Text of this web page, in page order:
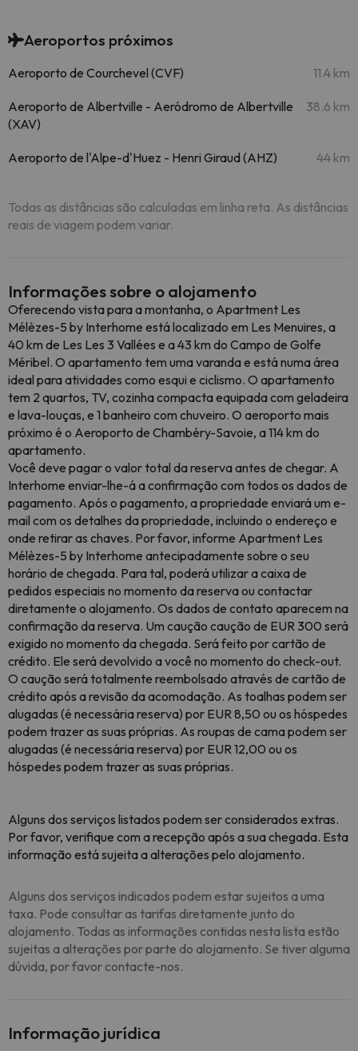
Aeroportos próximos
Aeroporto de Courchevel (CVF) 11.4 km
Aeroporto de Albertville - Aeródromo de Albertville
(XAV)
38.6 km
Aeroporto de l'Alpe-d'Huez - Henri Giraud (AHZ) 44 km
Todas as distâncias são calculadas em linha reta. As distâncias
reais de viagem podem variar.
Informações sobre o alojamento
Oferecendo vista para a montanha, o Apartment Les
Mélèzes-5 by Interhome está localizado em Les Menuires, a
40 km de Les Les 3 Vallées e a 43 km do Campo de Golfe
Méribel. O apartamento tem uma varanda e está numa área
ideal para atividades como esqui e ciclismo. O apartamento
tem 2 quartos, TV, cozinha compacta equipada com geladeira
e lava-louças, e 1 banheiro com chuveiro. O aeroporto mais
próximo é o Aeroporto de Chambéry-Savoie, a 114 km do
apartamento.
Você deve pagar o valor total da reserva antes de chegar. A
Interhome enviar-lhe-á a confirmação com todos os dados de
pagamento. Após o pagamento, a propriedade enviará um e-
mail com os detalhes da propriedade, incluindo o endereço e
onde retirar as chaves. Por favor, informe Apartment Les
Mélèzes-5 by Interhome antecipadamente sobre o seu
horário de chegada. Para tal, poderá utilizar a caixa de
pedidos especiais no momento da reserva ou contactar
diretamente o alojamento. Os dados de contato aparecem na
confirmação da reserva. Um caução caução de EUR 300 será
exigido no momento da chegada. Será feito por cartão de
crédito. Ele será devolvido a você no momento do check-out.
O caução será totalmente reembolsado através de cartão de
crédito após a revisão da acomodação. As toalhas podem ser
alugadas (é necessária reserva) por EUR 8,50 ou os hóspedes
podem trazer as suas próprias. As roupas de cama podem ser
alugadas (é necessária reserva) por EUR 12,00 ou os
hóspedes podem trazer as suas próprias.
Alguns dos serviços listados podem ser considerados extras.
Por favor, verifique com a recepção após a sua chegada. Esta
informação está sujeita a alterações pelo alojamento.
Alguns dos serviços indicados podem estar sujeitos a uma
taxa. Pode consultar as tarifas diretamente junto do
alojamento. Todas as informações contidas nesta lista estão
sujeitas a alterações por parte do alojamento. Se tiver alguma
dúvida, por favor contacte-nos.
Informação jurídica